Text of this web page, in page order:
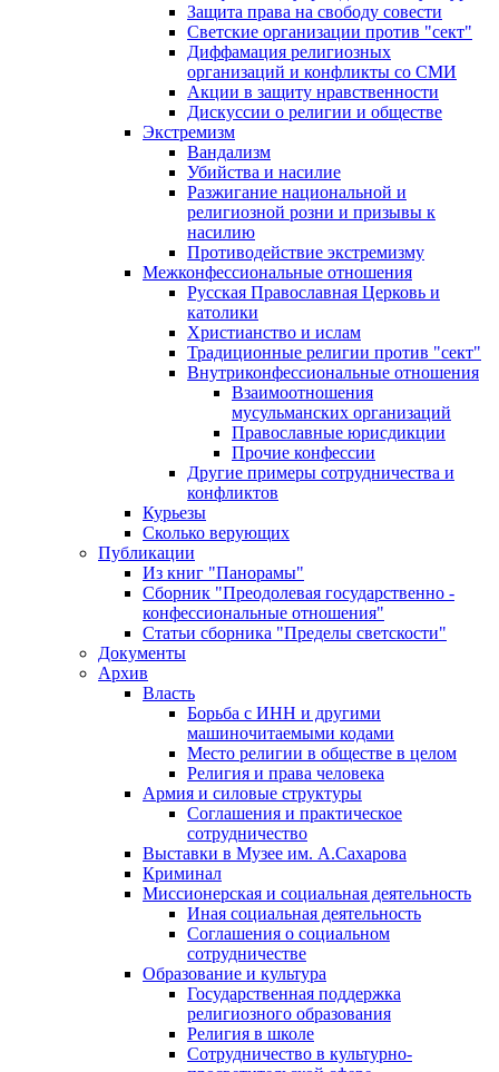
Защита права на свободу совести
Светские организации против "сект"
Диффамация религиозных
организаций и конфликты со СМИ
Акции в защиту нравственности
Дискуссии о религии и обществе
Экстремизм
Вандализм
Убийства и насилие
Разжигание национальной и
религиозной розни и призывы к
насилию
Противодействие экстремизму
Межконфессиональные отношения
Русская Православная Церковь и
католики
Христианство и ислам
Традиционные религии против "сект"
Внутриконфессиональные отношения
Взаимоотношения
мусульманских организаций
Православные юрисдикции
Прочие конфессии
Другие примеры сотрудничества и
конфликтов
Курьезы
Сколько верующих
Публикации
Из книг "Панорамы"
Сборник "Преодолевая государственно -
конфессиональные отношения"
Статьи сборника "Пределы светскости"
Документы
Архив
Власть
Борьба с ИНН и другими
машиночитаемыми кодами
Место религии в обществе в целом
Религия и права человека
Армия и силовые структуры
Соглашения и практическое
сотрудничество
Выставки в Музее им. А.Сахарова
Криминал
Миссионерская и социальная деятельность
Иная социальная деятельность
Соглашения о социальном
сотрудничестве
Образование и культура
Государственная поддержка
религиозного образования
Религия в школе
Сотрудничество в культурно-